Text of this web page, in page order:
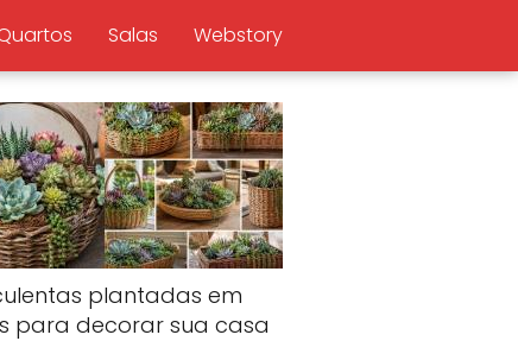
Salas Webstory
plantadas em
para decorar sua casa